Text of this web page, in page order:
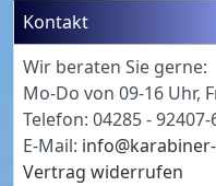
Kontakt
Wir beraten Sie gerne:
Mo-Do von 09-16 Uhr,
Telefon: 04285 - 92407-
E-Mail:
Vertrag widerrufen